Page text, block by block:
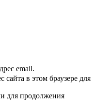
email.
в этом браузере для
для продолжения